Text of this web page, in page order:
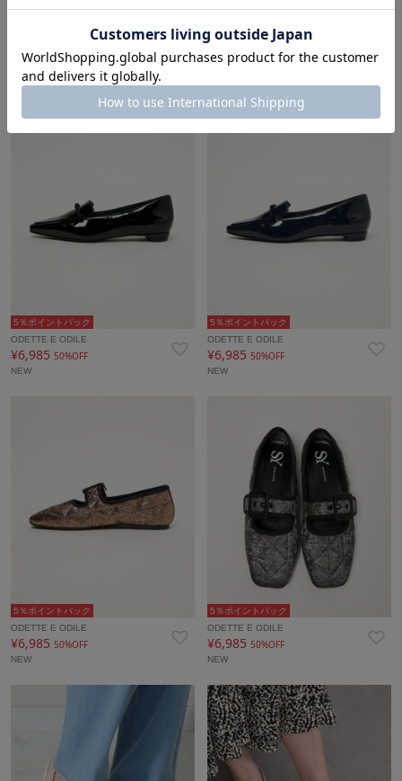
ODETTE E ODILE
¥8,800 50%OFF
NEW
5％ポイントバック
ODETTE E ODILE
¥6,985
5％ポイントバック
ODETTE E ODILE
¥6,985 50%OFF
NEW
5％ポイントバック
ODETTE E ODILE
¥6,98550%OFF
NEW
5％ポイントバック
ODETTE E ODILE
¥6,985 50%OFF
NEW
5％ポイントバック
ODETTE E ODILE
¥6,985 50%OFF
NEW